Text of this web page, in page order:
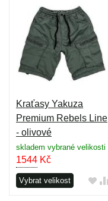
Kraťasy Yakuza
Premium Rebels Line
- olivové
skladem vybrané velikosti
1544 Kč
Vybrat velikost